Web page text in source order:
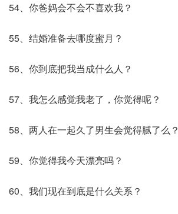
54、你爸妈会不会不喜欢我？
55、结婚准备去哪度蜜月？
56、你到底把我当成什么人？
57、我怎么感觉我老了，你觉得呢？
58、两人在一起久了男生会觉得腻了么？
59、你觉得我今天漂亮吗？
60、我们现在到底是什么关系？